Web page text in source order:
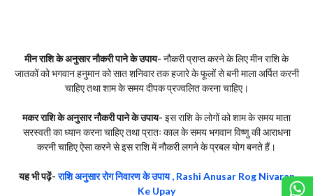
मीन राशि के अनुसार नौकरी पाने के उपाय- नौकरी प्राप्त करने के लिए मीन राशि के
जातकों को भगवान हनुमान को सात शनिवार तक हजारे के फूलों से बनी माला अर्पित करनी
चाहिए तथा शाम के समय दीपक प्रज्वलित करना चाहिए।
मकर राशि के अनुसार नौकरी पाने के उपाय- इस राशि के लोगों को शाम के समय माता
सरस्वती का ध्यान करना चाहिए तथा प्रातः काल के समय भगवान विष्णु की आराधना
करनी चाहिए ऐसा करने से इस राशि में नौकरी लगने के प्रबल योग बनते हैं।
यह भी पढ़ें- राशि अनुसार रोग निवारण के उपाय , Rashi Anusar Rog Nivaran
Ke Upay